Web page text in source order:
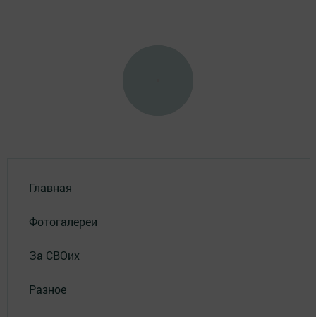
Главная
Фотогалереи
За СВОих
Разное